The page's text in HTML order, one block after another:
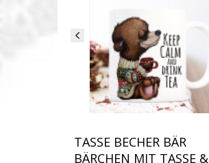
TASSE BECHER BÄR
BÄRCHEN MIT TASSE &